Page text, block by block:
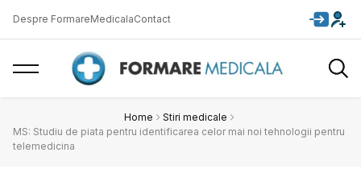
Despre FormareMedicalaContact
Home
Stiri medicale
MS: Studiu de piata pentru identificarea celor mai noi tehnologii pentru
telemedicina